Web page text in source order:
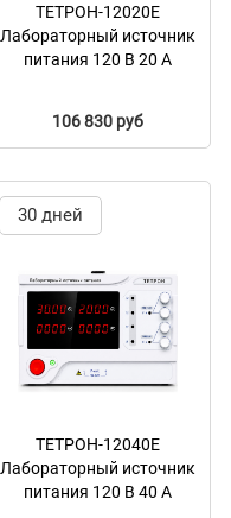
ТЕТРОН-12020Е
Лабораторный источник
питания 120 В 20 А
106 830 руб
30 дней
ТЕТРОН-12040Е
Лабораторный источник
питания 120 В 40 А